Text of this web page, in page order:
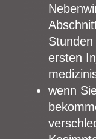
ersten
wenn